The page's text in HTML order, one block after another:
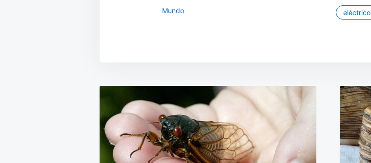
Mundo eléctrico
Navegación
de
entradas